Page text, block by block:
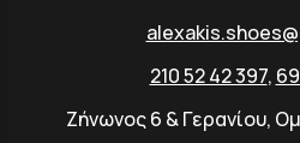
210 52 42 397,
Ζήνωνος 6 & Γερανίου,